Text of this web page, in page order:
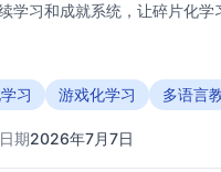
学习和成就系统，让碎片化学
习 游戏化学习 多语言
期2026年7月7日